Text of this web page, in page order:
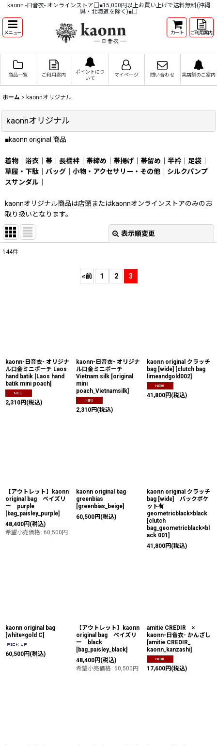
kaonn -日音衣- オンラインストア□■15,000円以上お買い上げで送料無料(沖縄
県・北海道を除く)■□
メニュー カート ご利用案内
商品一覧 ご利用案内
ポイントにつ
いて
マイページ 問い合わせ 実店舗のご案内
ホーム > kaonnオリジナル
kaonnオリジナル
■kaonn original 商品
着物 浴衣 帯 長襦袢 帯締め 帯揚げ 帯留め 半衿 足袋
草履・下駄
バッグ 小物・アクセサリー・その他
シルクパンプ
スサンダル
kaonnオリジナル商品は店頭またはkaonnオンラインストアのみのお
取り扱いとなります。
表示順変更
144件
«前 1 2 3
kaonn-日音衣- オリジナ
ル口金ミニポーチ Laos
hand batik [Laos hand
batik mini poach]
2,310円 (税込)
kaonn-日音衣- オリジナ
ル口金ミニポーチ
Vietnam silk [original
mini
poach_Vietnamsilk]
2,310円 (税込)
kaonn original クラッチ
bag [wide] [clutch bag
limeandgold002]
41,800円 (税込)
【アウトレット】kaonn
original bag ペイズリ
ー purple
[bag_paisley_purple]
48,400円 (税込)
希望小売価格 : 60,500円
kaonn original bag
greenbias
[greenbias_beige]
60,500円 (税込)
kaonn original クラッチ
bag [wide] バックポケ
ット有
geometricblack×black
[clutch
bag_geometricblack×bl
ack 001]
41,800円 (税込)
kaonn original bag
[white×gold C]
60,500円 (税込)
【アウトレット】kaonn
original bag ペイズリ
ー black
[bag_paisley_black]
48,400円 (税込)
希望小売価格 : 60,500円
amitie CREDIR ×
kaonn-日音衣- かんざし
[amitie CREDIR_
kaonn_kanzashi]
17,600円 (税込)